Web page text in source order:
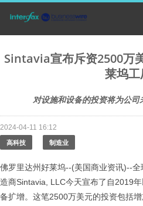
Sintavia宣布斥资2500万
莱坞工
对设施和设备的投资将为公
2024-04-11 16:12
高科技 制造业
佛罗里达州好莱坞--(美国商业资讯)--
造商Sintavia, LLC今天宣布了自2019
备扩增。这笔2500万美元的投资包括